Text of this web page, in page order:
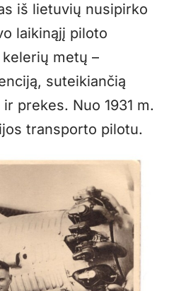
iš lietuvių nusipirko
laikinąjį piloto
metų –
suteikiančią
prekes. Nuo 1931 m.
transporto pilotu.